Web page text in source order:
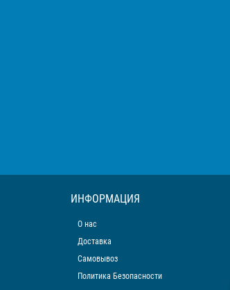
ИНФОРМАЦИЯ
О нас
Доставка
Самовывоз
Политика Безопасности